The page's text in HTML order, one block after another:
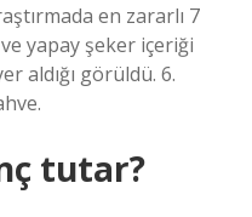
en zararlı 7
yapay şeker içeriği
aldığı görüldü. 6.
tutar?